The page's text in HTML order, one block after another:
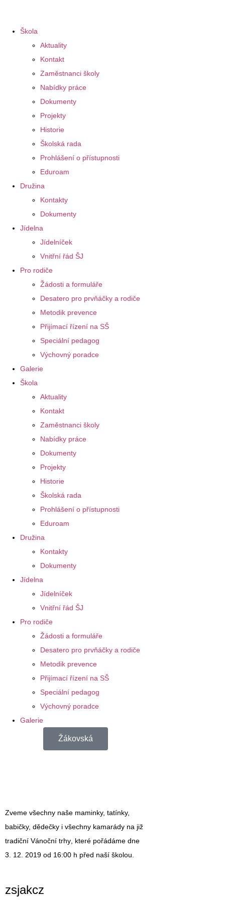
Škola
Aktuality
Kontakt
Zaměstnanci školy
Nabídky práce
Dokumenty
Projekty
Historie
Školská rada
Prohlášení o přístupnosti
Eduroam
Družina
Kontakty
Dokumenty
Jídelna
Jídelníček
Vnitřní řád ŠJ
Pro rodiče
Žádosti a formuláře
Desatero pro prvňáčky a rodiče
Metodik prevence
Přijímací řízení na SŠ
Speciální pedagog
Výchovný poradce
Galerie
Škola
Aktuality
Kontakt
Zaměstnanci školy
Nabídky práce
Dokumenty
Projekty
Historie
Školská rada
Prohlášení o přístupnosti
Eduroam
Družina
Kontakty
Dokumenty
Jídelna
Jídelníček
Vnitřní řád ŠJ
Pro rodiče
Žádosti a formuláře
Desatero pro prvňáčky a rodiče
Metodik prevence
Přijímací řízení na SŠ
Speciální pedagog
Výchovný poradce
Galerie
Žákovská
Zveme všechny naše maminky, tatínky,
babičky, dědečky i všechny kamarády na již
tradiční Vánoční trhy , které pořádáme dne
3. 12. 2019 od 16:00 h před naší školou.
zsjakcz